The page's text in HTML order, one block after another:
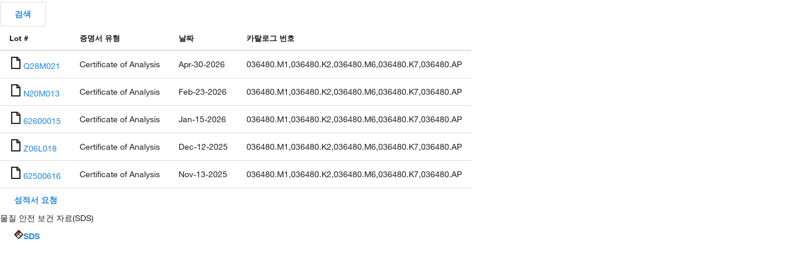
검색
Lot # 증명서 유형 날짜 카탈로그 번호
Q28M021 Certificate of Analysis Apr-30-2026 036480.M1 ,036480.K2,036480.M6,036480.K7,036480.AP
N20M013 Certificate of Analysis Feb-23-2026 036480.M1 ,036480.K2,036480.M6,036480.K7,036480.AP
62600015 Certificate of Analysis Jan-15-2026 036480.M1 ,036480.K2,036480.M6,036480.K7,036480.AP
Z06L018 Certificate of Analysis Dec-12-2025 036480.M1 ,036480.K2,036480.M6,036480.K7,036480.AP
62500616 Certificate of Analysis Nov-13-2025 036480.M1 ,036480.K2,036480.M6,036480.K7,036480.AP
성적서 요청
물질 안전 보건 자료(SDS)
SDS